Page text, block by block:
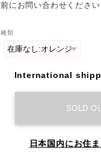
前にお問い合わせください
種類
International
SOLD
日本国内にお住